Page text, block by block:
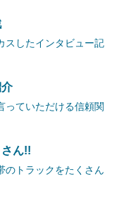
スしたインタビュー記
っていただける信頼関
ん!!
のトラックをたくさん